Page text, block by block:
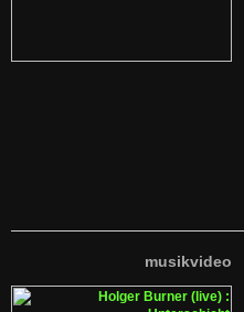
musikvideo